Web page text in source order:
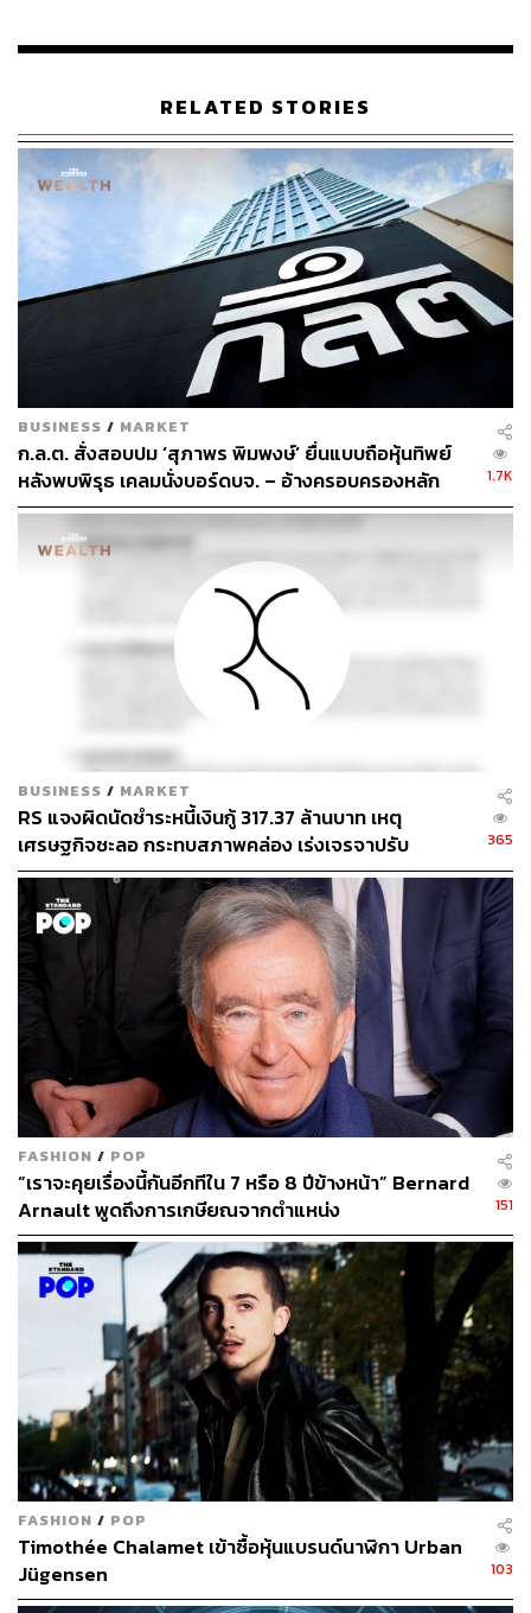
มีอายุ 3 ปี และมีราคาใช้สิทธิซื้อหุ้นที่ 7.50 บาทต่อหุ้น
BANPU กำหนดวันประชุมวิสามัญผู้ถือหุ้นครั้งที่ 1/2564 ใน
วันจันทร์ที่ 9 สิงหาคม 2564 โดยกําหนดรายชื่อผู้ถือหุ้นที่มี
สิทธิเข้าร่วมประชุมวิสามัญผู้ถือหุ้น (Record Date) ในวันที่
14 กรกฎาคม 2564
BANPU คาดว่าจะได้รับเงินรวมประมาณ 31,716 ล้านบาท
จากการเพิ่มทุนครั้งนี้ แบ่งเป็น จากการขายหุ้นเพิ่มทุนให้แก่ผู้
ถือหุ้นเดิมของบริษัทตามสัดส่วนการถือหุ้น ประมาณ 6,343
ล้านบาท จากการออก BANPU-W4 ประมาณ 6,343 ล้าน
บาท, BANPU-W5 ประมาณ 9,515 ล้านบาท และ BANPU-
W6 ประมาณ 12,686 ล้านบาท กรณีที่มีการจองซื้อหุ้นสามัญ
เพิ่มทุนทั้งหมดและมีการใช้สิทธิตามใบสําคัญแสดงสิทธิทั้ง 3
รุ่นเต็มจำนวน
การเพิ่มทุนครั้งนี้เพื่อเพิ่มความแข็งแกร่งและสภาพคล่อง
ทางการเงินให้แก่บริษัท ให้บริษัทมีเงินทุนเพียงพอต่อการ
รองรับการดําเนินงานของบริษัททั้งในปัจจุบันและอนาคต
และเพื่อสนับสนุนให้บริษัทสามารถบรรลุเป้าหมายการเติบโต
ตามแผนกลยุทธ์ได้อย่างราบรื่น อีกทั้งช่วยลดภาระดอกเบี้ย
จ่ายของบริษัท ตลอดจนช่วยเพิ่มเงินทุนหมุนเวียนการดําเนิน
ธุรกิจ และช่วยเพิ่มความสามารถในการขยายการลงทุนเพิ่ม
พิสูจน์อักษร: ชนเนตร ลอยครุฑ
สามารถติดตาม THE STANDARD WEALTH
ผ่านแอปพลิเคชันต่างๆ ที่คุณสะดวกหรือใช้งานอยู่แล้วได้เลย
บริษัท บ้านปู จำกัด (มหาชน) Warrant
ผู้ถือหุ้น
BANPU
บ้านปู
641
ABOUT THE AUTHOR
ศนิชา ละครพล
THE STANDARD WEALTH Editor
RELATED STORIES
BUSINESS / MARKET
ก.ล.ต. สั่งสอบปม ‘สุภาพร พิมพงษ์’ ยื่นแบบถือหุ้นทิพย์
หลังพบพิรุธ เคลมนั่งบอร์ดบจ. – อ้างครอบครองหลัก
ทรัพย์ที่ไม่เคยมีอยู่จริง
1.7K
BUSINESS / MARKET
RS แจงผิดนัดชำระหนี้เงินกู้ 317.37 ล้านบาท เหตุ
เศรษฐกิจชะลอ กระทบสภาพคล่อง เร่งเจรจาปรับ
โครงสร้างหนี้ ยันธุรกิจไม่สะดุด
365
FASHION / POP
“เราจะคุยเรื่องนี้กันอีกทีใน 7 หรือ 8 ปีข้างหน้า” Bernard
Arnault พูดถึงการเกษียณจากตำแหน่ง
151
FASHION / POP
Timothée Chalamet เข้าซื้อหุ้นแบรนด์นาฬิกา Urban
Jügensen
103